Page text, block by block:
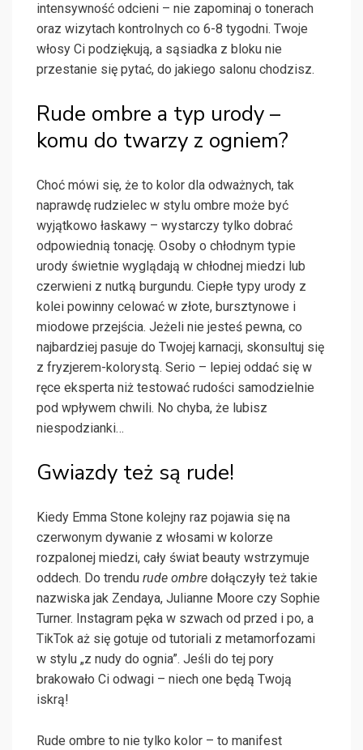
intensywność odcieni – nie zapominaj o tonerach
oraz wizytach kontrolnych co 6-8 tygodni. Twoje
włosy Ci podziękują, a sąsiadka z bloku nie
przestanie się pytać, do jakiego salonu chodzisz.
Rude ombre a typ urody –
komu do twarzy z ogniem?
Choć mówi się, że to kolor dla odważnych, tak
naprawdę rudzielec w stylu ombre może być
wyjątkowo łaskawy – wystarczy tylko dobrać
odpowiednią tonację. Osoby o chłodnym typie
urody świetnie wyglądają w chłodnej miedzi lub
czerwieni z nutką burgundu. Ciepłe typy urody z
kolei powinny celować w złote, bursztynowe i
miodowe przejścia. Jeżeli nie jesteś pewna, co
najbardziej pasuje do Twojej karnacji, skonsultuj się
z fryzjerem-kolorystą. Serio – lepiej oddać się w
ręce eksperta niż testować rudości samodzielnie
pod wpływem chwili. No chyba, że lubisz
niespodzianki…
Gwiazdy też są rude!
Kiedy Emma Stone kolejny raz pojawia się na
czerwonym dywanie z włosami w kolorze
rozpalonej miedzi, cały świat beauty wstrzymuje
oddech. Do trendu rude ombre dołączyły też takie
nazwiska jak Zendaya, Julianne Moore czy Sophie
Turner. Instagram pęka w szwach od przed i po, a
TikTok aż się gotuje od tutoriali z metamorfozami
w stylu „z nudy do ognia”. Jeśli do tej pory
brakowało Ci odwagi – niech one będą Twoją
iskrą!
Rude ombre to nie tylko kolor – to manifest